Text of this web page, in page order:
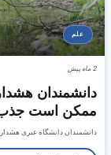
علم
2 ماه پیش
دانشمندان
ممکن است
دانشمندان دانشگاه عبری